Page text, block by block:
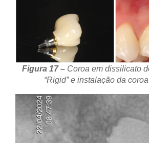
Figura 17 –Coroa em dissilicato
“Rigid” e instalação da